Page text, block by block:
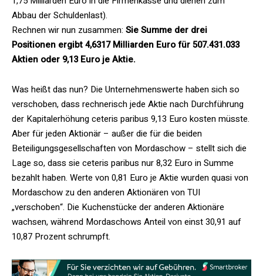
Abbau der Schuldenlast).
Rechnen wir nun zusammen: Sie Summe der drei
Positionen ergibt 4,6317 Milliarden Euro für 507.431.033
Aktien oder 9,13 Euro je Aktie.
Was heißt das nun? Die Unternehmenswerte haben sich so
verschoben, dass rechnerisch jede Aktie nach Durchführung
der Kapitalerhöhung ceteris paribus 9,13 Euro kosten müsste.
Aber für jeden Aktionär – außer die für die beiden
Beteiligungsgesellschaften von Mordaschow – stellt sich die
Lage so, dass sie ceteris paribus nur 8,32 Euro in Summe
bezahlt haben. Werte von 0,81 Euro je Aktie wurden quasi von
Mordaschow zu den anderen Aktionären von TUI
„verschoben“. Die Kuchenstücke der anderen Aktionäre
wachsen, während Mordaschows Anteil von einst 30,91 auf
10,87 Prozent schrumpft.